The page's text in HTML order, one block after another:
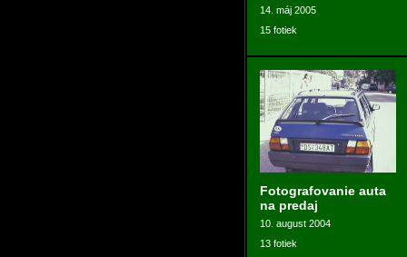
14. máj 2005
15 fotiek
Fotografovanie auta
na predaj
10. august 2004
13 fotiek